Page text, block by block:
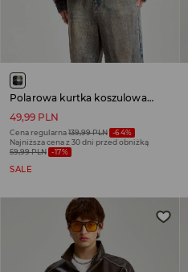
Polarowa kurtka koszulowa w kratę
49,99 PLN
Cena regularna139,99 PLN -64%
Najniższa cena z 30 dni przed obniżką
59,99 PLN -17%
SALE